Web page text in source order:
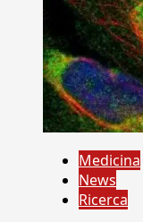
Medicina
News
Ricerca